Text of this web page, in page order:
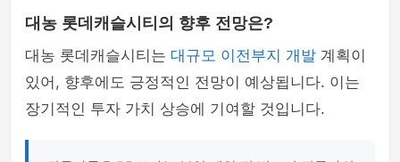
대농 롯데캐슬시티의 향후 전망은?
대농 롯데캐슬시티는 대규모 이전부지 개발 계획이
있어, 향후에도 긍정적인 전망이 예상됩니다. 이는
장기적인 투자 가치 상승에 기여할 것입니다.